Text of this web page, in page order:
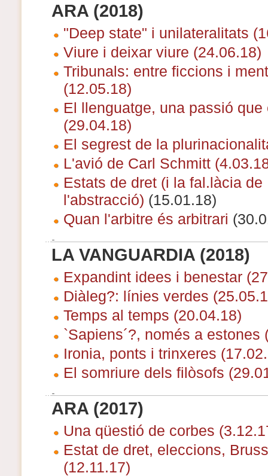
ARA (2018)
"Deep state" i unilateralitats
Viure i deixar viure (24.06.18)
Tribunals: entre ficcions i
(12.05.18)
El llenguatge, una passió que
(29.04.18)
El segrest de la
L'avió de Carl Schmitt
Estats de dret (i la fal.làcia de
l'abstracció) (15.01.18)
Quan l'arbitre és arbitrari
LA VANGUARDIA (2018)
Expandint idees i benestar
Diàleg?: línies verdes
Temps al temps (20.04.18)
`Sapiens´?, només a estones
Ironia, ponts i trinxeres
El somriure dels filòsofs
ARA (2017)
Una qüestió de corbes
Estat de dret, eleccions,
(12.11.17)